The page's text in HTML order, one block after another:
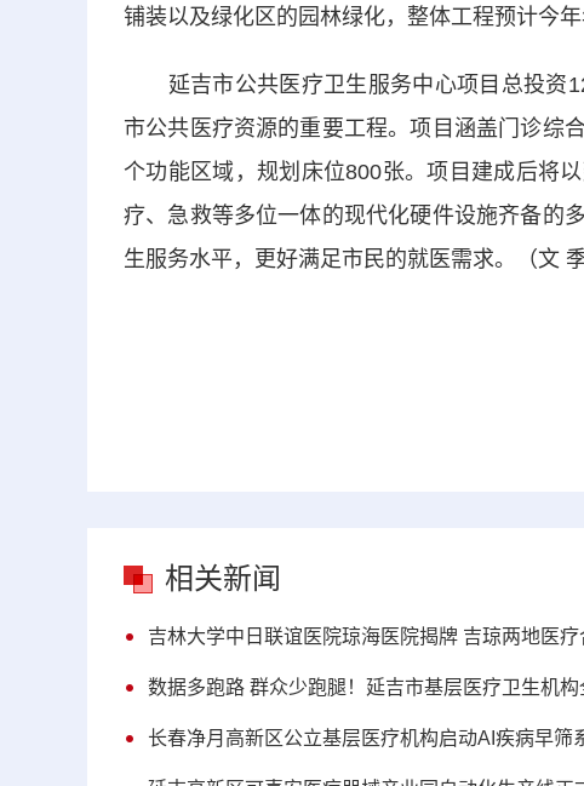
铺装以及绿化区的园林绿化，整体工程预计今年
延吉市公共医疗卫生服务中心项目总投资
市公共医疗资源的重要工程。项目涵盖门诊综
个功能区域，规划床位800张。项目建成后将
疗、急救等多位一体的现代化硬件设施齐备的
生服务水平，更好满足市民的就医需求。（文 季
相关新闻
吉林大学中日联谊医院琼海医院揭牌 吉琼两地医
数据多跑路 群众少跑腿！延吉市基层医疗卫生机
长春净月高新区公立基层医疗机构启动AI疾病早筛